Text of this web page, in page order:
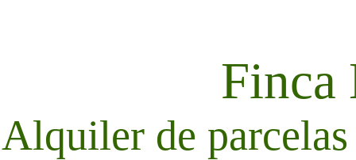
Finca
Alquiler de